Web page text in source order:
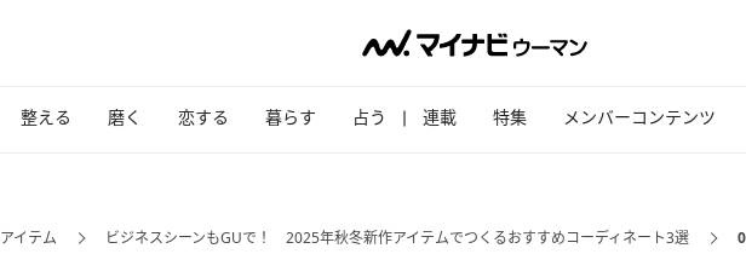
整える 磨く 恋する 暮らす 占う 連載 特集 メンバーコンテンツ
アイテム ビジネスシーンもGUで！ 2025年秋冬新作アイテムでつくるおすすめコーディネート3選